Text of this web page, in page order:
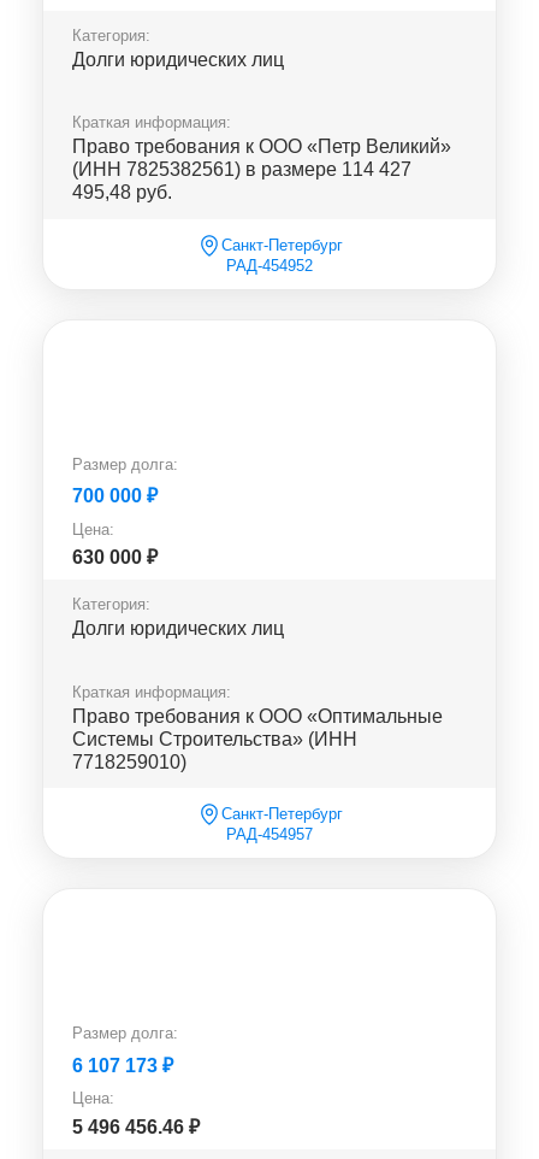
Категория:
Долги юридических лиц
Краткая информация:
Право требования к ООО «Петр Великий»
(ИНН 7825382561) в размере 114 427
495,48 руб.
Санкт-Петербург
РАД-454952
Размер долга:
700 000 ₽
Цена:
630 000 ₽
Категория:
Долги юридических лиц
Краткая информация:
Право требования к ООО «Оптимальные
Системы Строительства» (ИНН
7718259010)
Санкт-Петербург
РАД-454957
Размер долга:
6 107 173 ₽
Цена:
5 496 456.46 ₽